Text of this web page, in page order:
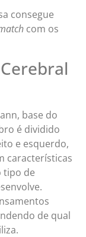
consegue
com os
base do
é dividido
e esquerdo,
características
tipo de
de qual